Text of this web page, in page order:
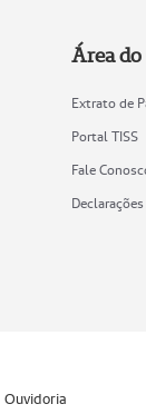
Área
Extrato de
Portal TISS
Fale
Declarações
Ouvidoria